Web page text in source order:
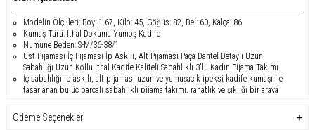
Modelin Ölçüleri: Boy: 1.67, Kilo: 45, Göğüs: 82, Bel: 60, Kalça: 86
Kumaş Türü: Ithal Dokuma Yumoş Kadife
Numune Beden: S-M/36-38/1
Üst Pijaması İç Pijaması İp Askılı, Alt Pijaması Paça Dantel Detaylı Uzun,
Sabahlığı Uzun Kollu Ithal Kadife Kaliteli Sabahlıklı 3'lü Kadın Pijama Takımı
İç sabahlığı ip askılı, alt pijaması uzun ve yumuşacık ipeksi kadife kumaşı ile
tasarlanan bu üç parçalı sabahlıklı pijama takımı, rahatlık ve şıklığı bir araya
tutarken, ithal yumuşacık kadife kumaşı, ipeksi bir dokunuş hissi sunar. Bu
özel takım, zarafet ve konforu aynı anda yaşamak isteyenler için idealdir. Şimdi
Ödeme Seçenekleri